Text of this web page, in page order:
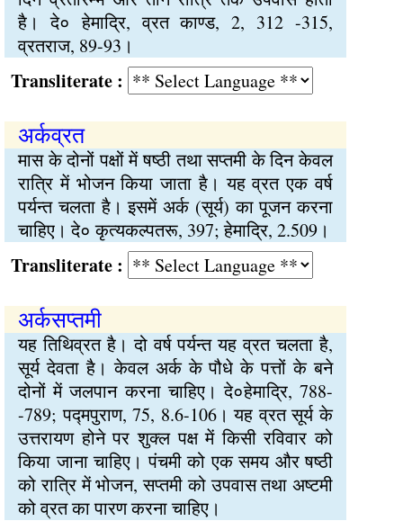
है। दे० हेमाद्रि, व्रत काण्ड, 2, 312 -315,
व्रतराज, 89-93।
:
अर्कव्रत
मास के दोनों पक्षों में षष्ठी तथा सप्तमी के दिन केवल
रात्रि में भोजन किया जाता है। यह व्रत एक वर्ष
पर्यन्त चलता है। इसमें अर्क (सूर्य) का पूजन करना
चाहिए। दे० कृत्यकल्पतरू, 397; हेमाद्रि, 2.509।
:
अर्कसप्तमी
यह तिथिव्रत है। दो वर्ष पर्यन्त यह व्रत चलता है,
सूर्य देवता है। केवल अर्क के पौधे के पत्तों के बने
दोनों में जलपान करना चाहिए। दे०हेमाद्रि, 788-
-789; पद्मपुराण, 75, 8.6-106। यह व्रत सूर्य के
उत्तरायण होने पर शुक्ल पक्ष में किसी रविवार को
किया जाना चाहिए। पंचमी को एक समय और षष्ठी
को रात्रि में भोजन, सप्तमी को उपवास तथा अष्टमी
को व्रत का पारण करना चाहिए।